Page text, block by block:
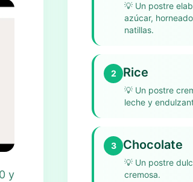
y
💡 Un postre
azúcar,
natillas.
2 Rice
💡 Un postre
leche y
3 Chocolate
💡 Un postre
cremosa.